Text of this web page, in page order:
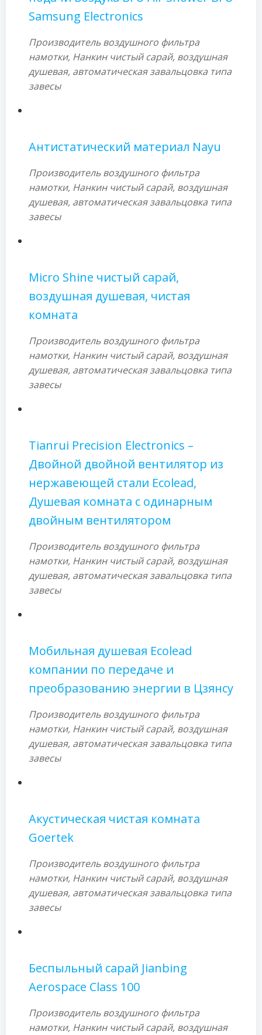
Samsung Electronics
Производитель воздушного фильтра
намотки, Нанкин чистый сарай, воздушная
душевая, автоматическая завальцовка типа
завесы
Антистатический материал Nayu
Производитель воздушного фильтра
намотки, Нанкин чистый сарай, воздушная
душевая, автоматическая завальцовка типа
завесы
Micro Shine чистый сарай,
воздушная душевая, чистая
комната
Производитель воздушного фильтра
намотки, Нанкин чистый сарай, воздушная
душевая, автоматическая завальцовка типа
завесы
Tianrui Precision Electronics –
Двойной двойной вентилятор из
нержавеющей стали Ecolead,
Душевая комната с одинарным
двойным вентилятором
Производитель воздушного фильтра
намотки, Нанкин чистый сарай, воздушная
душевая, автоматическая завальцовка типа
завесы
Мобильная душевая Ecolead
компании по передаче и
преобразованию энергии в Цзянсу
Производитель воздушного фильтра
намотки, Нанкин чистый сарай, воздушная
душевая, автоматическая завальцовка типа
завесы
Акустическая чистая комната
Goertek
Производитель воздушного фильтра
намотки, Нанкин чистый сарай, воздушная
душевая, автоматическая завальцовка типа
завесы
Беспыльный сарай Jianbing
Aerospace Class 100
Производитель воздушного фильтра
намотки, Нанкин чистый сарай, воздушная